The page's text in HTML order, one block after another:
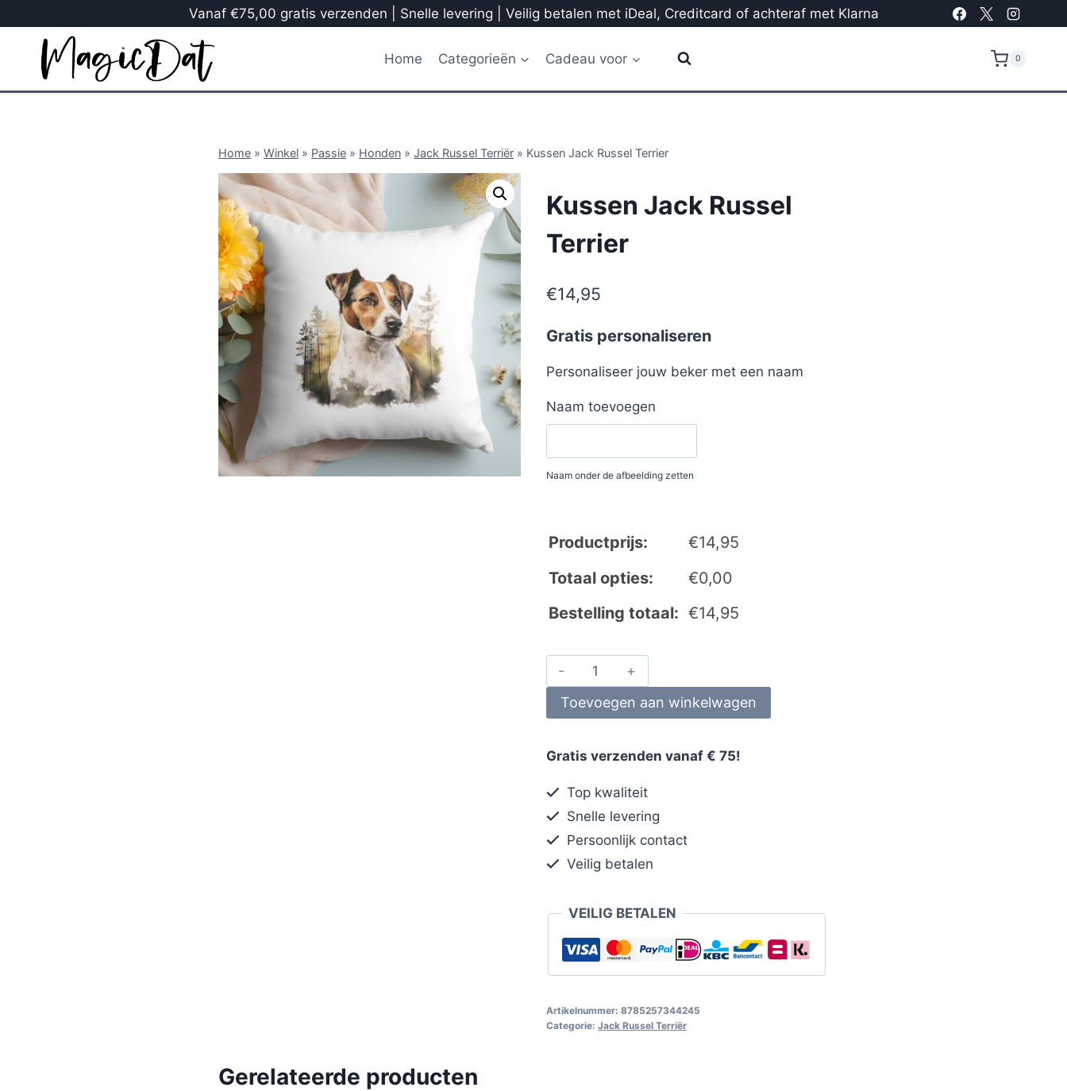
Vanaf €75,00 gratis verzenden | Snelle levering | Veilig betalen met iDeal, Creditcard of achteraf met Klarna
Home Categorieën Cadeau voor 0
Home » Winkel » Passie » Honden » Jack Russel Terriër » Kussen Jack Russel Terrier
Kussen Jack Russel
Terrier
€14,95
Gratis personaliseren
Personaliseer jouw beker met een naam
Naam toevoegen
Naam onder de afbeelding zetten
Productprijs: €14,95
Totaal opties:
€0,00
Bestelling totaal: €14,95
Toevoegen aan winkelwagen
Gratis verzenden vanaf € 75!
Top kwaliteit
Snelle levering
Persoonlijk contact
Veilig betalen
VEILIG BETALEN
Artikelnummer: 8785257344245
Categorie: Jack Russel Terriër
Gerelateerde producten